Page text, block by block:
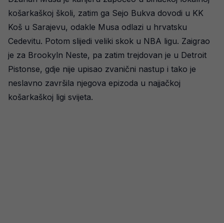
košarkaškoj školi, zatim ga Sejo Bukva dovodi u KK
Koš u Sarajevu, odakle Musa odlazi u hrvatsku
Cedevitu. Potom slijedi veliki skok u NBA ligu. Zaigrao
je za Brookyln Neste, pa zatim trejdovan je u Detroit
Pistonse, gdje nije upisao zvanični nastup i tako je
neslavno završila njegova epizoda u najjačkoj
košarkaškoj ligi svijeta.